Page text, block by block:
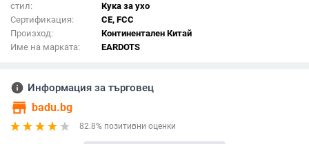
стил:
Кука за ухо
Сертификация:
CE, FCC
Произход:
Континентален Китай
Име на марката:
EARDOTS
info Информация за търговец
store badu.bg
82.8% позитивни оценки